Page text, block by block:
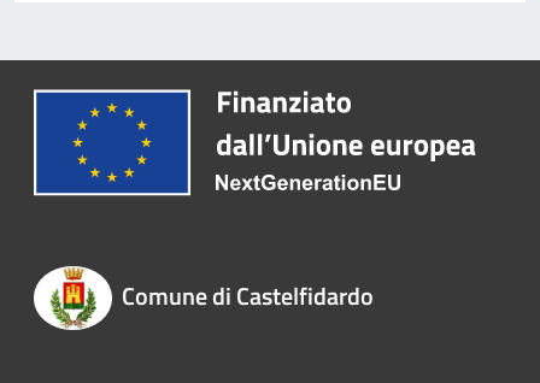
Comune di Castelfidardo